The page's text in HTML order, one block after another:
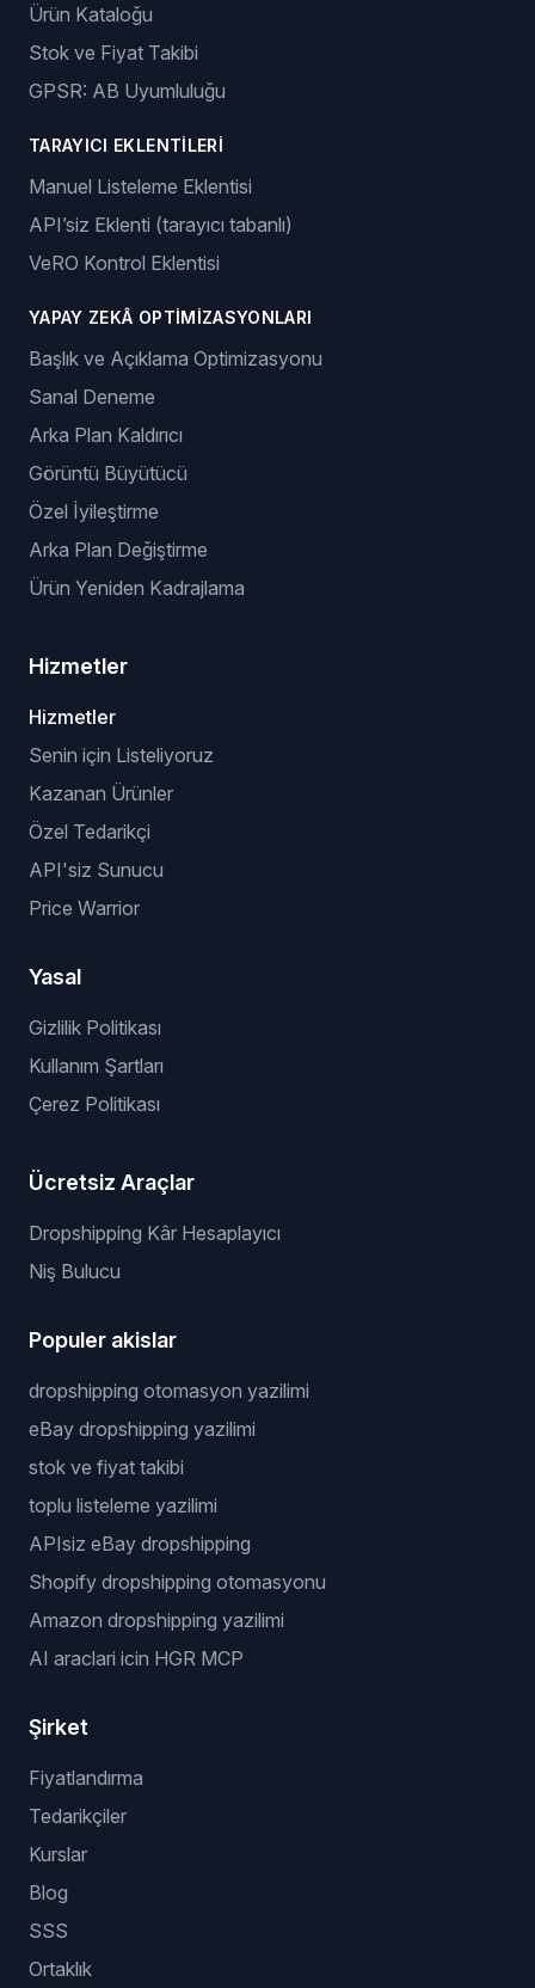
Ürün Kataloğu
Stok ve Fiyat Takibi
GPSR: AB Uyumluluğu
TARAYICI EKLENTILERI
Manuel Listeleme Eklentisi
API’siz Eklenti (tarayıcı tabanlı)
VeRO Kontrol Eklentisi
YAPAY ZEKÂ OPTIMIZASYONLARI
Başlık ve Açıklama Optimizasyonu
Sanal Deneme
Arka Plan Kaldırıcı
Görüntü Büyütücü
Özel İyileştirme
Arka Plan Değiştirme
Ürün Yeniden Kadrajlama
Hizmetler
Hizmetler
Senin için Listeliyoruz
Kazanan Ürünler
Özel Tedarikçi
API'siz Sunucu
Price Warrior
Yasal
Gizlilik Politikası
Kullanım Şartları
Çerez Politikası
Ücretsiz Araçlar
Dropshipping Kâr Hesaplayıcı
Niş Bulucu
Populer akislar
dropshipping otomasyon yazilimi
eBay dropshipping yazilimi
stok ve fiyat takibi
toplu listeleme yazilimi
APIsiz eBay dropshipping
Shopify dropshipping otomasyonu
Amazon dropshipping yazilimi
AI araclari icin HGR MCP
Şirket
Fiyatlandırma
Tedarikçiler
Kurslar
Blog
SSS
Ortaklık